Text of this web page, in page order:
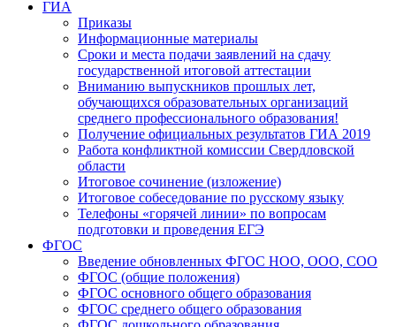
ГИА
Приказы
Информационные материалы
Сроки и места подачи заявлений на сдачу
государственной итоговой аттестации
Вниманию выпускников прошлых лет,
обучающихся образовательных организаций
среднего профессионального образования!
Получение официальных результатов ГИА 2019
Работа конфликтной комиссии Свердловской
области
Итоговое сочинение (изложение)
Итоговое собеседование по русскому языку
Телефоны «горячей линии» по вопросам
подготовки и проведения ЕГЭ
ФГОС
Введение обновленных ФГОС НОО, ООО, СОО
ФГОС (общие положения)
ФГОС основного общего образования
ФГОС среднего общего образования